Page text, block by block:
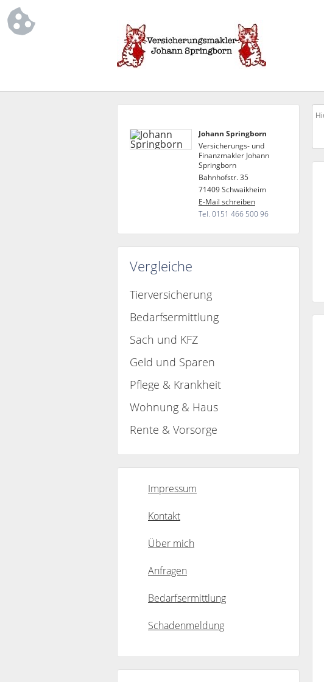
Johann Springborn
Versicherungs- und
Finanzmakler Johann
Springborn
Bahnhofstr. 35
71409 Schwaikheim
E-Mail schreiben
Tel. 0151 466 500 96
Vergleiche
Tierversicherung
Bedarfsermittlung
Sach und KFZ
Geld und Sparen
Pflege & Krankheit
Wohnung & Haus
Rente & Vorsorge
Impressum
Kontakt
Über mich
Anfragen
Bedarfsermittlung
Schadenmeldung